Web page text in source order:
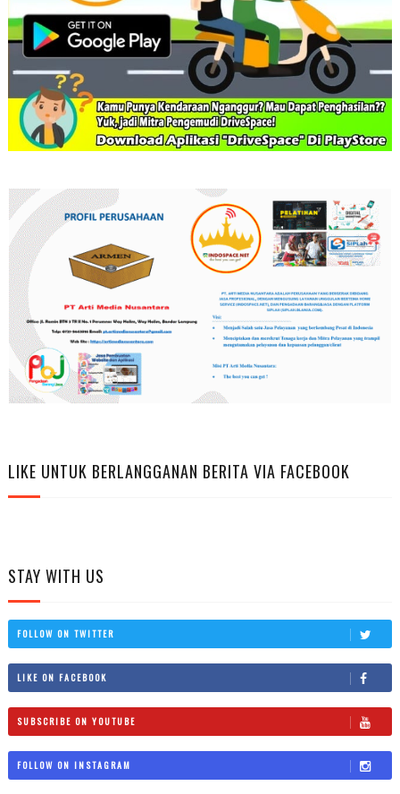
LIKE UNTUK BERLANGGANAN BERITA VIA FACEBOOK
STAY WITH US
FOLLOW ON TWITTER
LIKE ON FACEBOOK
SUBSCRIBE ON YOUTUBE
FOLLOW ON INSTAGRAM